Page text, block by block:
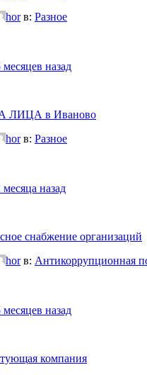
hor в: Разное
месяцев назад
ЛИЦА в Иваново
hor в: Разное
месяца назад
снабжение организаций
hor в: Антикоррупционная
месяцев назад
компания